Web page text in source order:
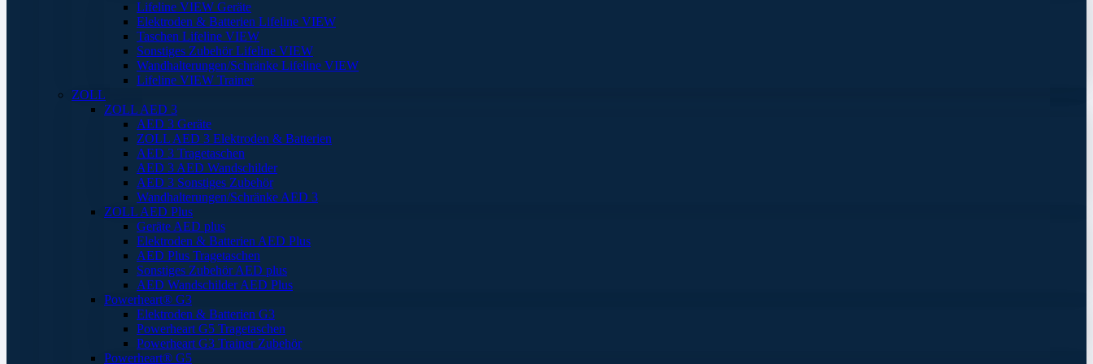
Lifeline VIEW Geräte
Elektroden & Batterien Lifeline VIEW
Taschen Lifeline VIEW
Sonstiges Zubehör Lifeline VIEW
Wandhalterungen/Schränke Lifeline VIEW
Lifeline VIEW Trainer
ZOLL
ZOLL AED 3
AED 3 Geräte
ZOLL AED 3 Elektroden & Batterien
AED 3 Tragetaschen
AED 3 AED Wandschilder
AED 3 Sonstiges Zubehör
Wandhalterungen/Schränke AED 3
ZOLL AED Plus
Geräte AED plus
Elektroden & Batterien AED Plus
AED Plus Tragetaschen
Sonstiges Zubehör AED plus
AED Wandschilder AED Plus
Powerheart® G3
Elektroden & Batterien G3
Powerheart G5 Tragetaschen
Powerheart G3 Trainer Zubehör
Powerheart® G5